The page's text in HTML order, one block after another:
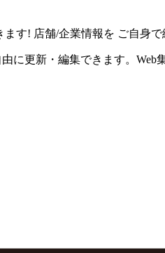
ます! 店舗/企業情報を ご自身
に更新・編集できます。Web